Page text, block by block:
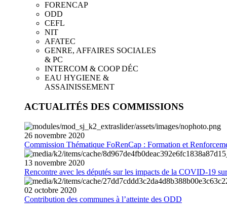
FORENCAP
ODD
CEFL
NIT
AFATEC
GENRE, AFFAIRES SOCIALES
& PC
INTERCOM & COOP DÉC
EAU HYGIENE &
ASSAINISSEMENT
ACTUALITÉS DES COMMISSIONS
26 novembre 2020
Commission Thématique FoRenCap : Formation et
13 novembre 2020
Rencontre avec les députés sur les impacts de la COVID-19
02 octobre 2020
Contribution des communes à l’atteinte des ODD